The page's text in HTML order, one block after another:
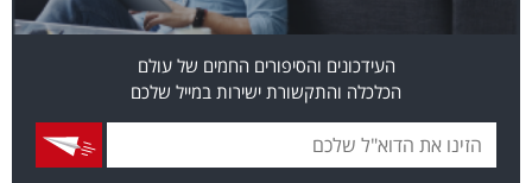
העידכונים והסיפורים החמים של עולם
הכלכלה והתקשורת ישירות במייל שלכם